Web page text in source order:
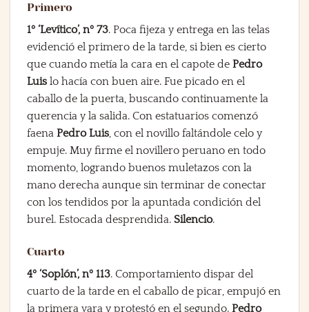
Primero
1º ‘Levítico’, nº 73. Poca fijeza y entrega en las telas
evidenció el primero de la tarde, si bien es cierto
que cuando metía la cara en el capote de Pedro
Luis lo hacía con buen aire. Fue picado en el
caballo de la puerta, buscando continuamente la
querencia y la salida. Con estatuarios comenzó
faena Pedro Luis, con el novillo faltándole celo y
empuje. Muy firme el novillero peruano en todo
momento, logrando buenos muletazos con la
mano derecha aunque sin terminar de conectar
con los tendidos por la apuntada condición del
burel. Estocada desprendida. Silencio.
Cuarto
4º ‘Soplón’, nº 113. Comportamiento dispar del
cuarto de la tarde en el caballo de picar, empujó en
la primera vara y protestó en el segundo. Pedro